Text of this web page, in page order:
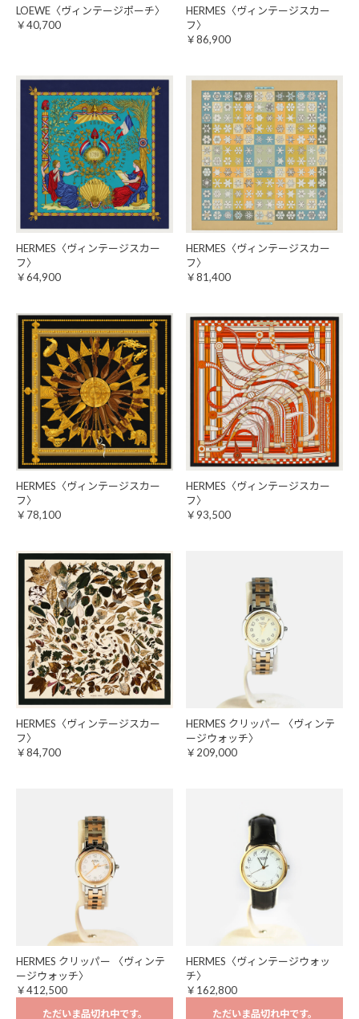
LOEWE〈ヴィンテージポーチ〉
￥40,700
HERMES〈ヴィンテージスカー
フ〉
￥86,900
HERMES〈ヴィンテージスカー
フ〉
￥64,900
HERMES〈ヴィンテージスカー
フ〉
￥81,400
HERMES〈ヴィンテージスカー
フ〉
￥78,100
HERMES〈ヴィンテージスカー
フ〉
￥93,500
HERMES〈ヴィンテージスカー
フ〉
￥84,700
HERMES クリッパー 〈ヴィンテ
ージウォッチ〉
￥209,000
HERMES クリッパー 〈ヴィンテ
ージウォッチ〉
￥412,500
ただいま品切れ中です。
HERMES〈ヴィンテージウォッ
チ〉
￥162,800
ただいま品切れ中です。